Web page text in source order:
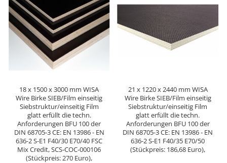
18 x 1500 x 3000 mm WISA
Wire Birke SIEB/Film einseitig
Siebstruktur/einseitig Film
glatt erfüllt die techn.
Anforderungen BFU 100 der
DIN 68705-3 CE: EN 13986 - EN
636-2 S-E1 F40/30 E70/40 FSC
Mix Credit, SCS-COC-000106
(Stückpreis: 270 Euro),
21 x 1220 x 2440 mm WISA
Wire Birke SIEB/Film einseitig
Siebstruktur/einseitig Film
glatt erfüllt die techn.
Anforderungen BFU 100 der
DIN 68705-3 CE: EN 13986 - EN
636-2 S-E1 F40/35 E70/50
(Stückpreis: 186,68 Euro),